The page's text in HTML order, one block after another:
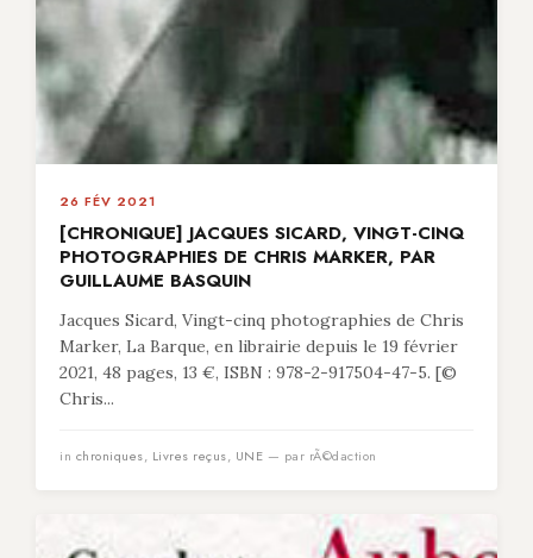
26 FÉV 2021
[CHRONIQUE] JACQUES SICARD, VINGT-CINQ
PHOTOGRAPHIES DE CHRIS MARKER, PAR
GUILLAUME BASQUIN
Jacques Sicard, Vingt-cinq photographies de Chris
Marker, La Barque, en librairie depuis le 19 février
2021, 48 pages, 13 €, ISBN : 978-2-917504-47-5. [©
Chris...
in chroniques, Livres reçus, UNE — par rÃ©daction